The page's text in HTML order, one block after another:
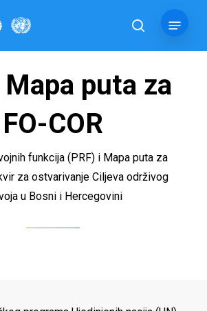
pretraga
Mapa puta za
FO-COR
funkcija (PRF) i Mapa puta za
za ostvarivanje Ciljeva održivog
u Bosni i Hercegovini